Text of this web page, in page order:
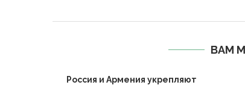
ВАМ
Россия и Армения укрепляют